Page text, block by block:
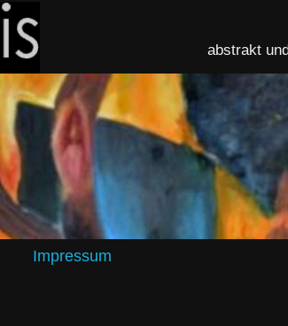
abstrakt
Impressum